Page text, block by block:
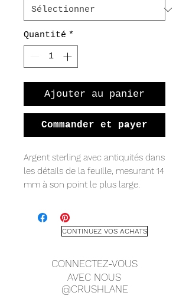
Quantité *
Ajouter au panier
Commander et payer
Argent sterling avec antiquités dans
les détails de la feuille, mesurant 14
mm à son point le plus large.
CONTINUEZ VOS ACHATS
CONNECTEZ-VOUS
AVEC NOUS
@CRUSHLANE